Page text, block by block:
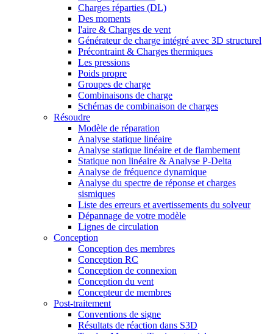
Charges réparties (DL)
Des moments
l'aire & Charges de vent
Générateur de charge intégré avec 3D structurel
Précontraint & Charges thermiques
Les pressions
Poids propre
Groupes de charge
Combinaisons de charge
Schémas de combinaison de charges
Résoudre
Modèle de réparation
Analyse statique linéaire
Analyse statique linéaire et de flambement
Statique non linéaire & Analyse P-Delta
Analyse de fréquence dynamique
Analyse du spectre de réponse et charges
sismiques
Liste des erreurs et avertissements du solveur
Dépannage de votre modèle
Lignes de circulation
Conception
Conception des membres
Conception RC
Conception de connexion
Conception du vent
Concepteur de membres
Post-traitement
Conventions de signe
Résultats de réaction dans S3D